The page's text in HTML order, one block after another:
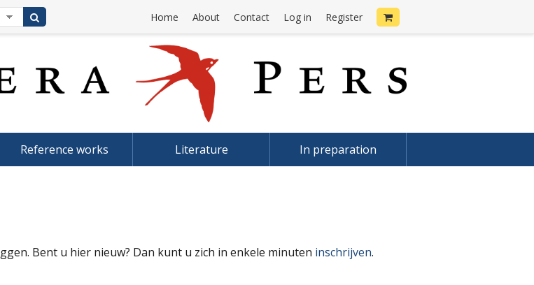
Home About Contact Log in Register
Reference works Literature In preparation
Bent u hier nieuw? Dan kunt u zich in enkele minuten inschrijven.